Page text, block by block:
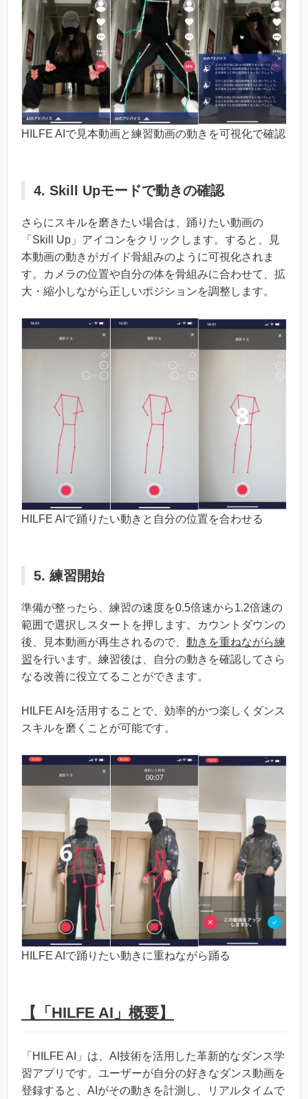
HILFE AIで見本動画と練習動画の動きを可視化で確認
4. Skill Upモードで動きの確認
さらにスキルを磨きたい場合は、踊りたい動画の
「Skill Up」アイコンをクリックします。すると、見
本動画の動きがガイド骨組みのように可視化されま
す。カメラの位置や自分の体を骨組みに合わせて、拡
大・縮小しながら正しいポジションを調整します。
HILFE AIで踊りたい動きと自分の位置を合わせる
5. 練習開始
準備が整ったら、練習の速度を0.5倍速から1.2倍速の
範囲で選択しスタートを押します。カウントダウンの
後、見本動画が再生されるので、 動きを重ねながら練
習を行います。練習後は、自分の動きを確認してさら
なる改善に役立てることができます。
HILFE AIを活用することで、効率的かつ楽しくダンス
スキルを磨くことが可能です。
HILFE AIで踊りたい動きに重ねながら踊る
【「HILFE AI」概要】
「HILFE AI」は、AI技術を活用した革新的なダンス学
習アプリです。ユーザーが自分の好きなダンス動画を
登録すると、AIがその動きを計測し、リアルタイムで